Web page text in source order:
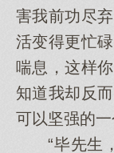
害我前功尽
活变得更忙
喘息，这样
知道我却反
可以坚强的
“毕先生，